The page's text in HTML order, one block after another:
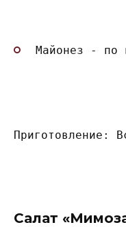
Майонез - по
Приготовление:
Салат